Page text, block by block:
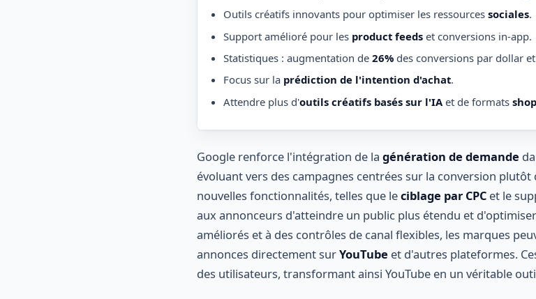
Outils créatifs innovants pour optimiser les ressources sociales.
Support amélioré pour les product feedset conversions in-app.
Statistiques : augmentation de 26%des conversions par dollar et
Focus sur la prédiction de l'intention d'achat.
Attendre plus d'outils créatifs basés sur l'IAet de formats
Google renforce l'intégration de la génération de demande
évoluant vers des campagnes centrées sur la conversion
nouvelles fonctionnalités, telles que leciblage par CPC et le
aux annonceurs d'atteindre un public plus étendu et
améliorés et à des contrôles de canal flexibles, les marques
annonces directement surYouTube et d'autres plateformes.
des utilisateurs, transformant ainsi YouTube en un véritable